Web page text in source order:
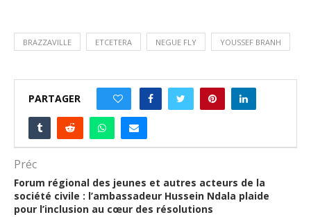
BRAZZAVILLE ETCETERA NEGUE FLY YOUSSEF BRANH
PARTAGER
Préc
Forum régional des jeunes et autres acteurs de la
société civile : l’ambassadeur Hussein Ndala plaide
pour l’inclusion au cœur des résolutions